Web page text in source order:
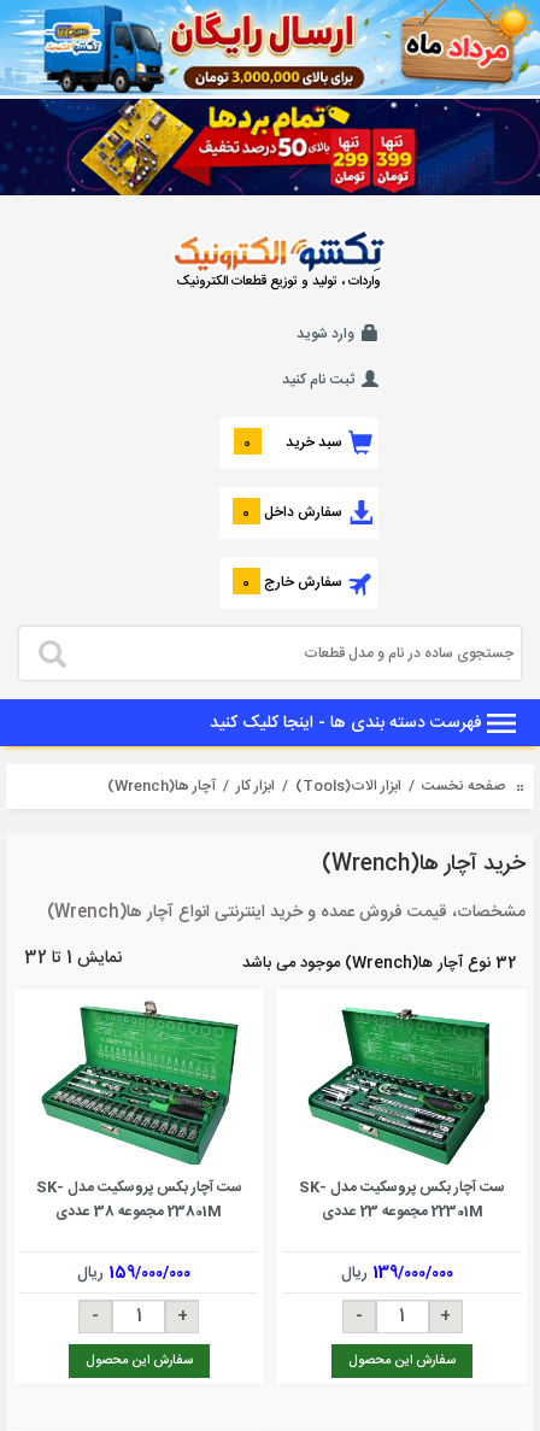
واردات ، تولید و توزیع قطعات الکترونیک
وارد شوید
ثبت نام کنید
سبد خرید 0
سفارش داخل 0
سفارش خارج 0
فهرست دسته بندی ها - اینجا کلیک کنید
صفحه نخست / ابزار الات(Tools) / ابزار کار / آچار ها(Wrench)
خرید آچار ها(Wrench)
مشخصات، قیمت فروش عمده و خرید اینترنتی انواع آچار ها(Wrench)
32 نوع آچار ها(Wrench) موجود می باشد نمایش 1 تا 32
ست آچار بکس پروسکیت مدل SK-
22301M مجموعه 23 عددی
139/000/000 ریال
سفارش این محصول
ست آچار بکس پروسکیت مدل SK-
23801M مجموعه 38 عددی
159/000/000 ریال
سفارش این محصول